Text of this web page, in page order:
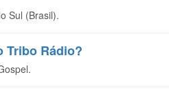
Sul (Brasil).
Tribo Rádio?